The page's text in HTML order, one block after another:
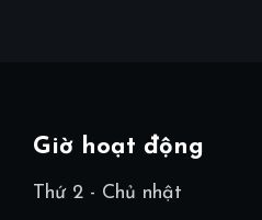
Giờ hoạt động
Thứ 2 - Chủ nhật